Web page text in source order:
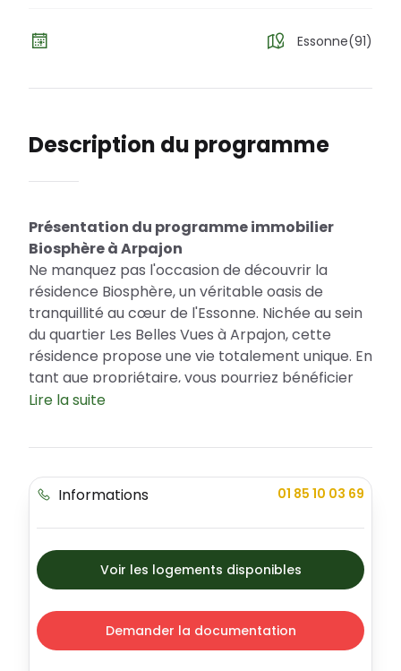
Essonne(91)
Description du programme
Présentation du programme immobilier
Biosphère à Arpajon
Ne manquez pas l'occasion de découvrir la
résidence Biosphère, un véritable oasis de
tranquillité au cœur de l'Essonne. Nichée au sein
du quartier Les Belles Vues à Arpajon, cette
résidence propose une vie totalement unique. En
tant que propriétaire, vous pourriez bénéficier
d’un Prêt à Taux Zéro (PTZ), un avantage fiscal
principale. Le projet Biosphère s'apparente à
naturalité offrant différents types
d’appartements, tous conçus pour augmenter
votre confort de vie.
Localisation et avantages de la résidence
Arpajon, une ville pittoresque située dans
l'Essonne, offre une multitude d'avantages pour
les résidents de la Biosphère. Outre son charme
et son ambiance sereine, la ville offre toute une
Lire la suite
Informations 01 85 10 03 69
Voir les logements disponibles
Demander la documentation